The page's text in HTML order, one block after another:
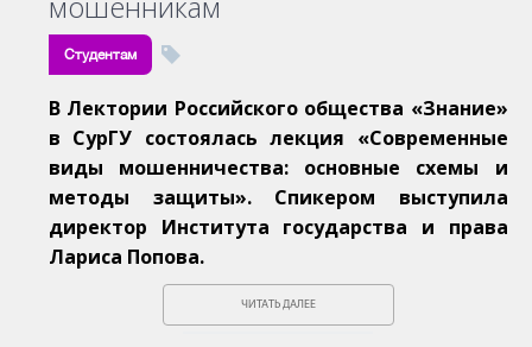
Студентам
В Лектории Российского общества «Знание»
в СурГУ состоялась лекция «Современные
виды мошенничества: основные схемы и
методы защиты». Спикером выступила
директор Института государства и права
Лариса Попова.
ЧИТАТЬ ДАЛЕЕ